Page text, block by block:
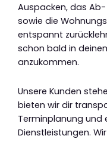
Auspacken, das
sowie die
entspannt
schon bald in
anzukommen.
Unsere Kunden
bieten wir dir
Terminplanung und
Dienstleistungen.